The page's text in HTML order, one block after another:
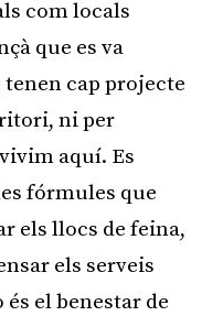
com locals
que es va
cap projecte
ni per
aquí. Es
fórmules que
els llocs de feina,
els serveis
el benestar de